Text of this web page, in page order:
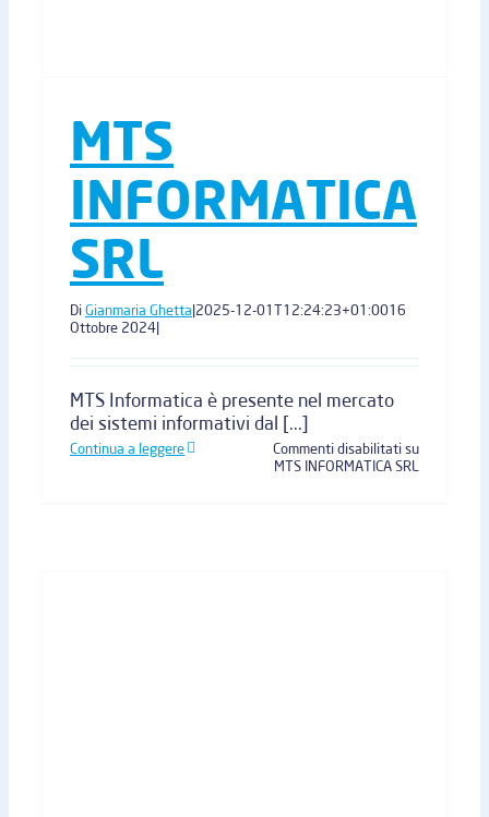
MTS
INFORMATICA
SRL
DiGianmaria Ghetta|2025-12-01T12:24:23+01:0016
Ottobre 2024|
MTS Informatica è presente nel mercato
dei sistemi informativi dal [...]
Continua a leggere Commenti disabilitatisu
MTS INFORMATICA SRL